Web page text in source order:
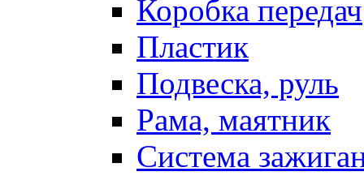
Коробка передач
Пластик
Подвеска, руль
Рама, маятник
Система